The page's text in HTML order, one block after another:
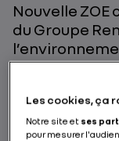
Nouvelle
du Groupe
vie du
batteries
vie illustrent
Les cookies, ça
Notre site et ses
pour mesurer